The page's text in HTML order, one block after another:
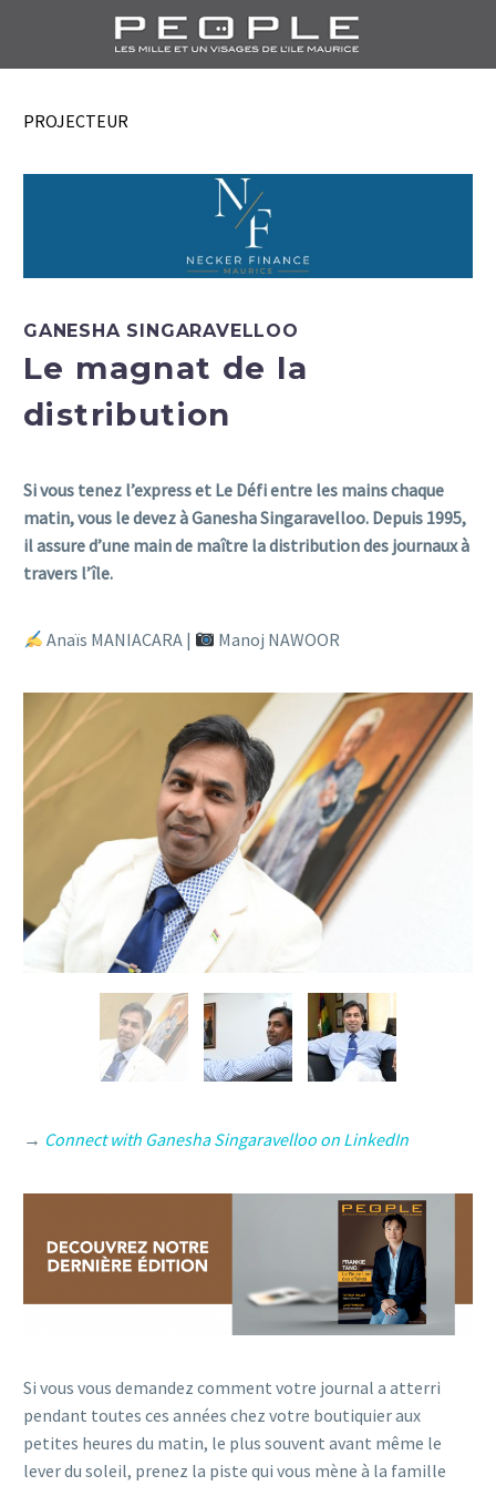
PROJECTEUR
GANESHA SINGARAVELLOO
Le magnat de la
distribution
Si vous tenez l’express et Le Défi entre les mains chaque
matin, vous le devez à Ganesha Singaravelloo. Depuis 1995,
il assure d’une main de maître la distribution des journaux à
travers l’île.
Anaïs MANIACARA | Manoj NAWOOR
→ Connect with Ganesha Singaravelloo on LinkedIn
Si vous vous demandez comment votre journal a atterri
pendant toutes ces années chez votre boutiquier aux
petites heures du matin, le plus souvent avant même le
lever du soleil, prenez la piste qui vous mène à la famille